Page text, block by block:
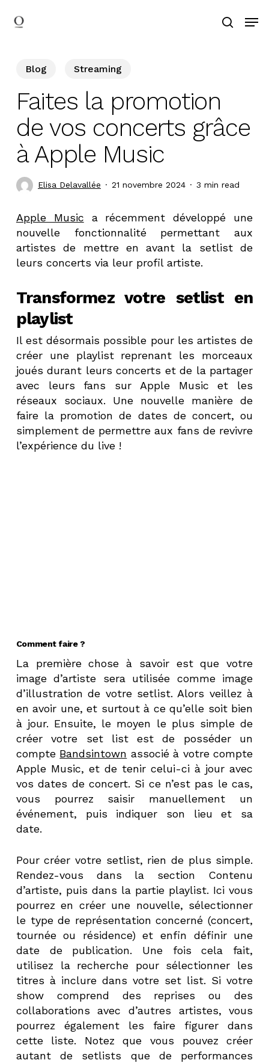
search
Blog Streaming
Faites la promotion
de vos concerts grâce
à Apple Music
Elisa Delavallée 21 novembre 2024 3 min read
Apple Music a récemment développé une
nouvelle fonctionnalité permettant aux
artistes de mettre en avant la setlist de
leurs concerts via leur profil artiste.
Transformez votre setlist en
playlist
Il est désormais possible pour les artistes de
créer une playlist reprenant les morceaux
joués durant leurs concerts et de la partager
avec leurs fans sur Apple Music et les
réseaux sociaux. Une nouvelle manière de
faire la promotion de dates de concert, ou
simplement de permettre aux fans de revivre
l’expérience du live !
Comment faire ?
La première chose à savoir est que votre
image d’artiste sera utilisée comme image
d’illustration de votre setlist. Alors veillez à
en avoir une, et surtout à ce qu’elle soit bien
à jour. Ensuite, le moyen le plus simple de
créer votre set list est de posséder un
compte Bandsintown associé à votre compte
Apple Music, et de tenir celui-ci à jour avec
vos dates de concert. Si ce n’est pas le cas,
vous pourrez saisir manuellement un
événement, puis indiquer son lieu et sa
date.
Pour créer votre setlist, rien de plus simple.
Rendez-vous dans la section Contenu
d’artiste, puis dans la partie playlist. Ici vous
pourrez en créer une nouvelle, sélectionner
le type de représentation concerné (concert,
tournée ou résidence) et enfin définir une
date de publication. Une fois cela fait,
utilisez la recherche pour sélectionner les
titres à inclure dans votre set list. Si votre
show comprend des reprises ou des
collaborations avec d’autres artistes, vous
pourrez également les faire figurer dans
cette liste. Notez que vous pouvez créer
autant de setlists que de performances